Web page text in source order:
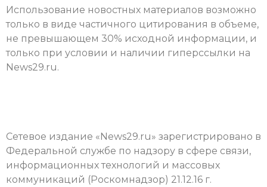
Использование новостных материалов возможно
только в виде частичного цитирования в объеме,
не превышающем 30% исходной информации, и
только при условии и наличии гиперссылки на
News29.ru.
Сетевое издание «News29.ru» зарегистрировано в
Федеральной службе по надзору в сфере связи,
информационных технологий и массовых
коммуникаций (Роскомнадзор) 21.12.16 г.